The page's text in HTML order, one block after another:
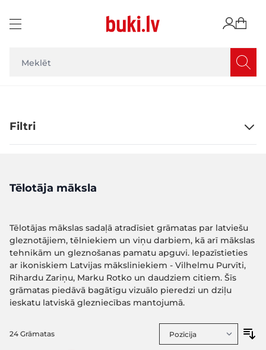
Filtri
Tēlotāja māksla
Tēlotājas mākslas sadaļā atradīsiet grāmatas par latviešu
gleznotājiem, tēlniekiem un viņu darbiem, kā arī mākslas
tehnikām un gleznošanas pamatu apguvi. Iepazīstieties
ar ikoniskiem Latvijas māksliniekiem - Vilhelmu Purvīti,
Rihardu Zariņu, Marku Rotko un daudziem citiem. Šīs
grāmatas piedāvā bagātīgu vizuālo pieredzi un dziļu
ieskatu latviskā glezniecības mantojumā.
24 Grāmatas